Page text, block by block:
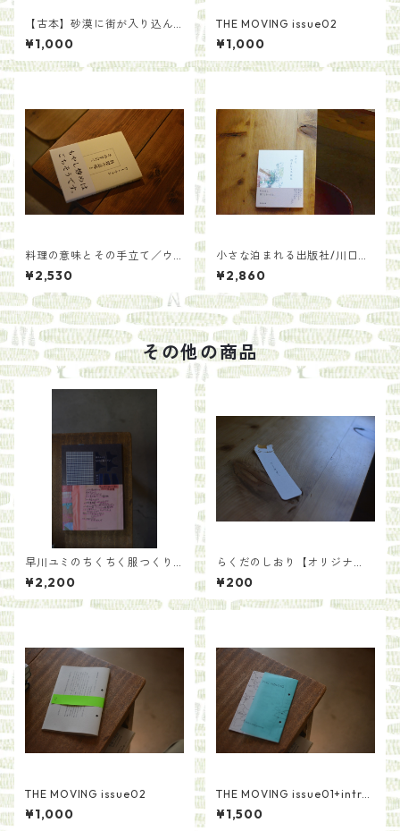
【古本】砂漠に街が入り込ん
だ日／グカ・ハン 著 原正人訳
¥1,000
THE MOVING issue02
¥1,000
料理の意味とその手立て／ウ
ー・ウェン
¥2,530
小さな泊まれる出版社/川口
瞬 來住友美
¥2,860
その他の商品
早川ユミのちくちく服つくり
／早川ユミ
¥2,200
らくだのしおり【オリジナ
ル】
¥200
THE MOVING issue02
¥1,000
THE MOVING issue01+intro
ductionセット
¥1,500